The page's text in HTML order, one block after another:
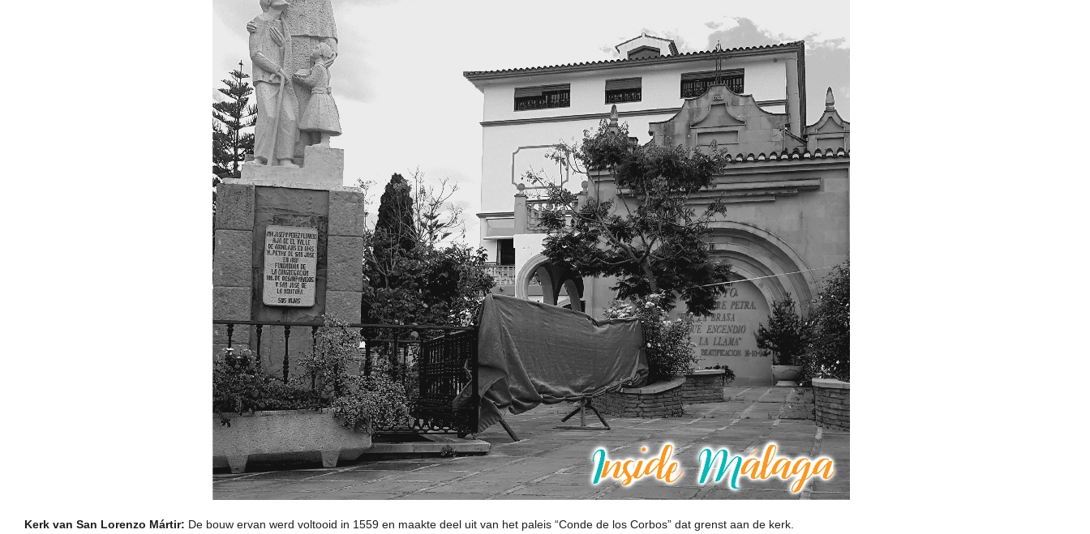
Kerk van San Lorenzo Mártir: De bouw ervan werd voltooid in 1559 en maakte deel uit van het paleis “Conde de los Corbos” dat grenst aan de kerk.